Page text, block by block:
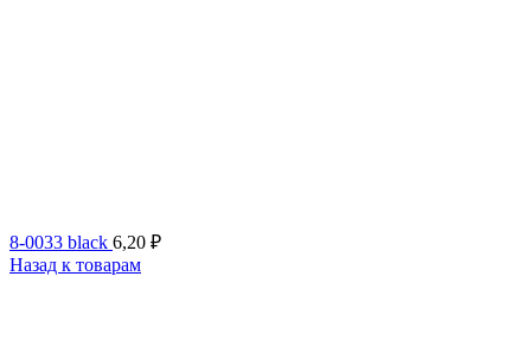
8-0033 black 6,20 ₽
Назад к товарам